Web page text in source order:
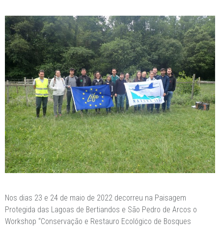
Nos dias 23 e 24 de maio de 2022 decorreu na Paisagem
Protegida das Lagoas de Bertiandos e São Pedro de Arcos o
Workshop “Conservação e Restauro Ecológico de Bosques